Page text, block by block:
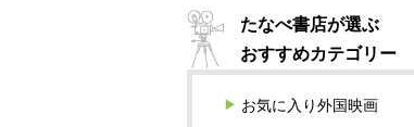
たなべ書店が選ぶ
おすすめカテゴリー
お気に入り外国映画